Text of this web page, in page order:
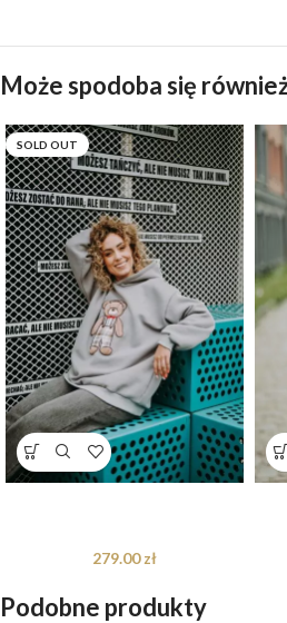
Może spodoba się
SOLD OUT
279.00zł
Podobne produkty